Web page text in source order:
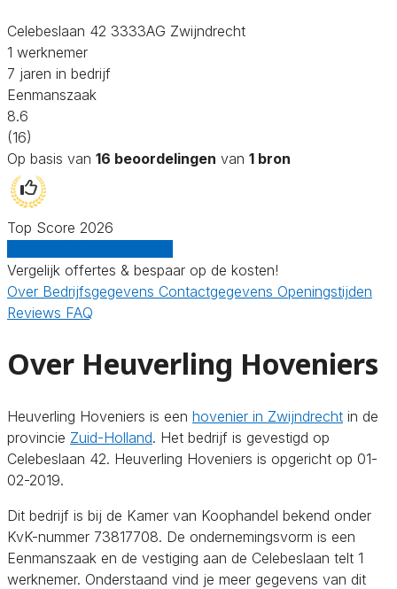
Celebeslaan 42 3333AG Zwijndrecht
1 werknemer
7 jaren in bedrijf
Eenmanszaak
8.6
(16)
Op basis van 16 beoordelingen van 1 bron
Top Score 2026
Vergelijk offertes & bespaar op de kosten!
Over Bedrijfsgegevens Contactgegevens Openingstijden
Reviews FAQ
Over Heuverling Hoveniers
Heuverling Hoveniers is een hovenier in Zwijndrecht in de
provincie Zuid-Holland. Het bedrijf is gevestigd op
Celebeslaan 42. Heuverling Hoveniers is opgericht op 01-
02-2019.
Dit bedrijf is bij de Kamer van Koophandel bekend onder
KvK-nummer 73817708. De ondernemingsvorm is een
Eenmanszaak en de vestiging aan de Celebeslaan telt 1
werknemer. Onderstaand vind je meer gegevens van dit